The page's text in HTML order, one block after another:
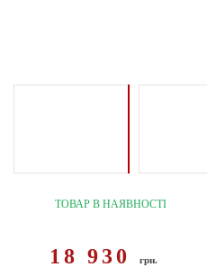
ТОВАР В НАЯВНОСТІ
18 930грн.